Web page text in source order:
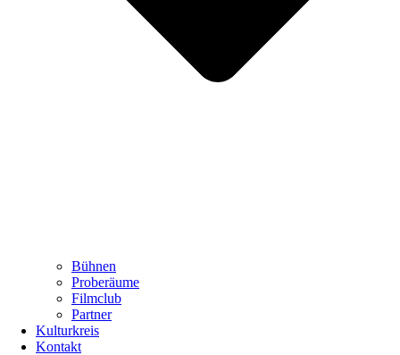
Bühnen
Proberäume
Filmclub
Partner
Kulturkreis
Kontakt